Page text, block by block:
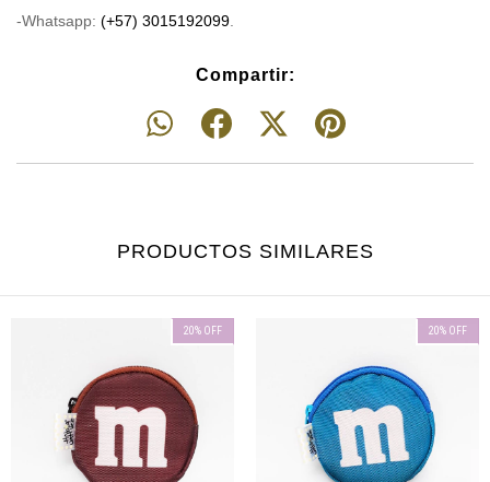
-Whatsapp: (+57) 3015192099
Compartir:
PRODUCTOS SIMILARES
20% OFF 20% OFF